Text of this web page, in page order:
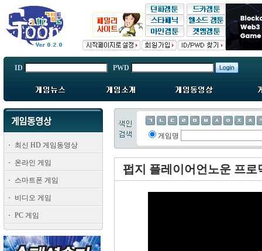
ID PWD
최신 HD 게임동영상
온라인 게임
스마트폰 게임
비디오 게임
PC 게임
게임명
펍지 플레이어언노운 프